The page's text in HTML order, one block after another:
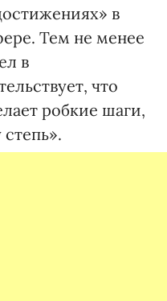
в
Тем не менее
в
что
робкие шаги,
степь».